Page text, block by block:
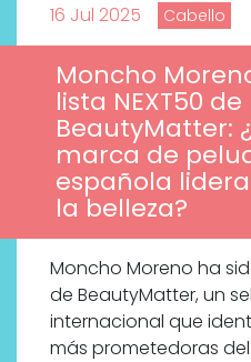
16 Jul 2025 Cabello
Moncho
lista NEXT50 de
BeautyMatter:
marca de
española
la belleza?
Moncho Moreno ha
de BeautyMatter, un
internacional que
más prometedoras